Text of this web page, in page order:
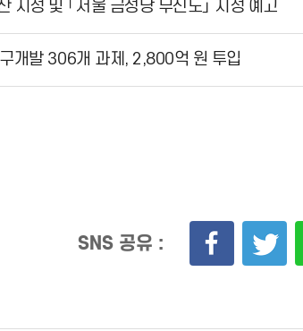
지정 및 「서울 금성당 무신도」 지정 예고
개발 306개 과제, 2,800억 원 투입
SNS 공유 :